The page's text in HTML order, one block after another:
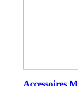
Accessoires